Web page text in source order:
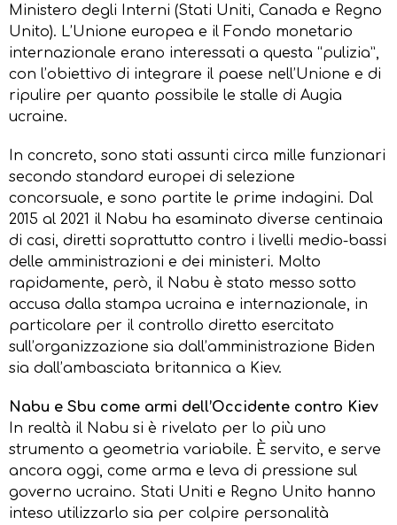
Ministero degli Interni (Stati Uniti, Canada e Regno
Unito). L’Unione europea e il Fondo monetario
internazionale erano interessati a questa “pulizia”,
con l’obiettivo di integrare il paese nell’Unione e di
ripulire per quanto possibile le stalle di Augia
ucraine.
In concreto, sono stati assunti circa mille funzionari
secondo standard europei di selezione
concorsuale, e sono partite le prime indagini. Dal
2015 al 2021 il Nabu ha esaminato diverse centinaia
di casi, diretti soprattutto contro i livelli medio-bassi
delle amministrazioni e dei ministeri. Molto
rapidamente, però, il Nabu è stato messo sotto
accusa dalla stampa ucraina e internazionale, in
particolare per il controllo diretto esercitato
sull’organizzazione sia dall’amministrazione Biden
sia dall’ambasciata britannica a Kiev.
Nabu e Sbu come armi dell’Occidente contro Kiev
In realtà il Nabu si è rivelato per lo più uno
strumento a geometria variabile. È servito, e serve
ancora oggi, come arma e leva di pressione sul
governo ucraino. Stati Uniti e Regno Unito hanno
inteso utilizzarlo sia per colpire personalità